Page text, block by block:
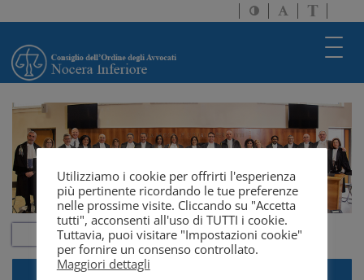
Attiva/disattiva
alto
Attiva/
dimensione
a
solo
ACCEDI ALLA
Utilizziamo i cookie per offrirti l'esperienza
più pertinente ricordando le tue preferenze
nelle prossime visite. Cliccando su "Accetta
tutti", acconsenti all'uso di TUTTI i cookie.
Tuttavia, puoi visitare "Impostazioni cookie"
per fornire un consenso controllato.
Maggiori dettagli